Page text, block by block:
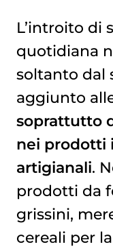
L’introito di
quotidiana
soltanto dal
aggiunto
soprattutto
nei prodotti
artigianali.
prodotti da
grissini,
cereali per